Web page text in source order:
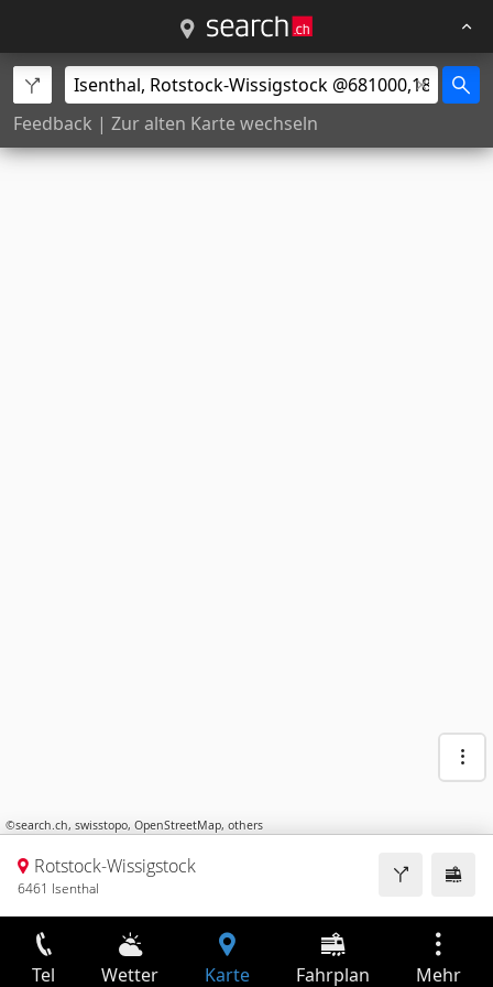
Feedback | Zur alten Karte wechseln
©search.ch, swisstopo, OpenStreetMap, others
Rotstock-Wissigstock
6461 Isenthal
Tel Wetter Karte Fahrplan Mehr